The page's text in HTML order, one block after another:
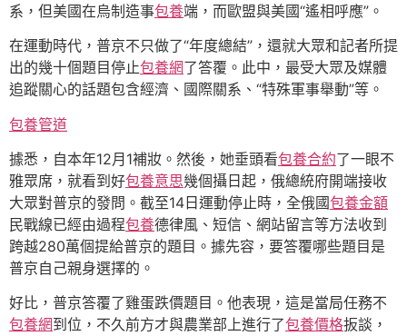
系，但美國在烏制造事包養端，而歐盟與美國“遙相呼應”。
在運動時代，普京不只做了“年度總結”，還就大眾和記者所提
出的幾十個題目停止包養網了答覆。此中，最受大眾及媒體
追蹤關心的話題包含經濟、國際關系、“特殊軍事舉動”等。
包養管道
據悉，自本年12月1補妝。然後，她垂頭看包養合約了一眼不
雅眾席，就看到好包養意思幾個攝日起，俄總統府開端接收
大眾對普京的發問。截至14日運動停止時，全俄國包養金額
民戰線已經由過程包養德律風、短信、網站留言等方法收到
跨越280萬個提給普京的題目。據先容，要答覆哪些題目是
普京自己親身選擇的。
好比，普京答覆了雞蛋跌價題目。他表現，這是當局任務不
包養網到位，不久前方才與農業部上進行了包養價格扳談，